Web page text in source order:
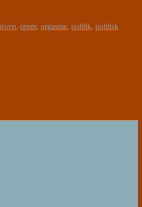
, oprør, orgasme, politik, politisk